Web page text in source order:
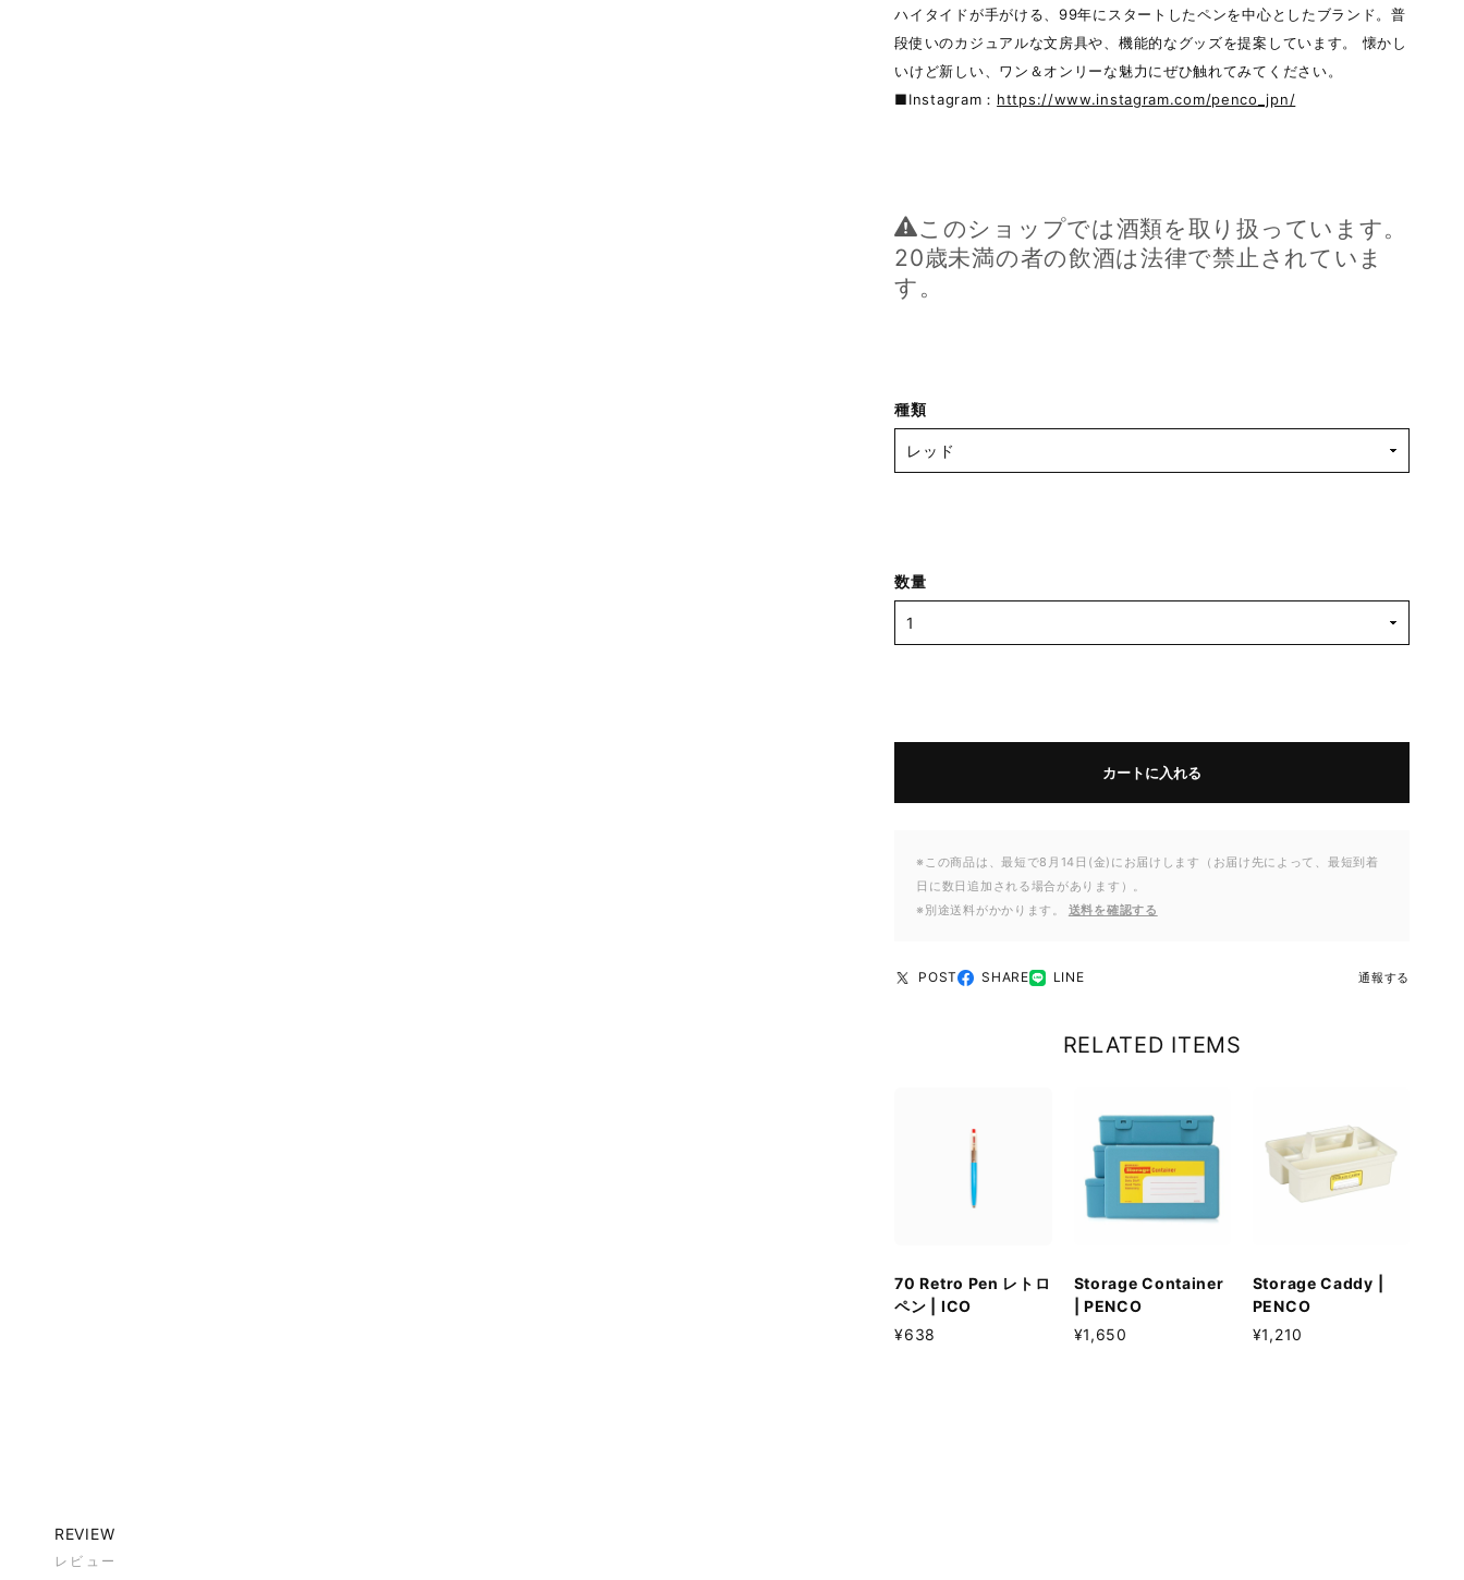
ハイタイドが手がける、99年にスタートしたペンを中心としたブランド。普
段使いのカジュアルな文房具や、機能的なグッズを提案しています。 懐かし
いけど新しい、ワン＆オンリーな魅力にぜひ触れてみてください。
■Instagram： https://www.instagram.com/penco_jpn/
このショップでは酒類を取り扱っています。
20歳未満の者の飲酒は法律で禁止されていま
す。
種類
数量
カートに入れる
※この商品は、最短で8月14日(金)にお届けします（お届け先によって、最短到着
日に数日追加される場合があります）。
※別途送料がかかります。
送料を確認する
POST SHARE LINE 通報する
RELATED ITEMS
70 Retro Pen レトロ
ペン | ICO
¥638
Storage Container
| PENCO
¥1,650
Storage Caddy |
PENCO
¥1,210
REVIEW
レビュー